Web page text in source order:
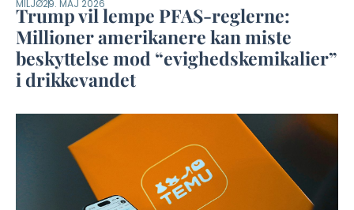
MILJØ29. MAJ 2026
Trump vil lempe PFAS-reglerne:
Millioner amerikanere kan miste
beskyttelse mod “evighedskemikalier”
i drikkevandet